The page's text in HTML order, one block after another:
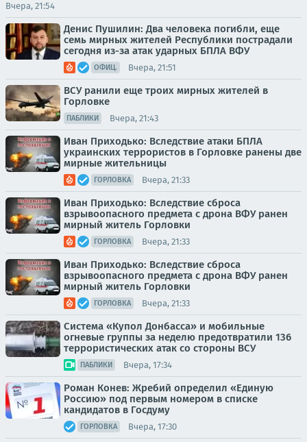
Вчера, 21:54
Денис Пушилин: Два человека погибли, еще
семь мирных жителей Республики пострадали
сегодня из-за атак ударных БПЛА ВФУ
ОФИЦ. Вчера, 21:51
ВСУ ранили еще троих мирных жителей в
Горловке
ПАБЛИКИ Вчера, 21:43
Иван Приходько: Вследствие атаки БПЛА
украинских террористов в Горловке ранены две
мирные жительницы
ГОРЛОВКА Вчера, 21:33
Иван Приходько: Вследствие сброса
взрывоопасного предмета с дрона ВФУ ранен
мирный житель Горловки
ГОРЛОВКА Вчера, 21:33
Иван Приходько: Вследствие сброса
взрывоопасного предмета с дрона ВФУ ранен
мирный житель Горловки
ГОРЛОВКА Вчера, 21:33
Система «Купол Донбасса» и мобильные
огневые группы за неделю предотвратили 136
террористических атак со стороны ВСУ
ПАБЛИКИ Вчера, 17:34
Роман Конев: Жребий определил «Единую
Россию» под первым номером в списке
кандидатов в Госдуму
ГОРЛОВКА Вчера, 17:30